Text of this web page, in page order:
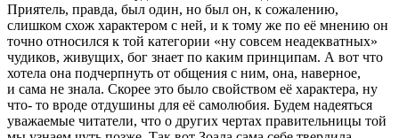
Приятель, правда, был один, но был он, к сожалению,
слишком схож характером с ней, и к тому же по её мнению он
точно относился к той категории «ну совсем неадекватных»
чудиков, живущих, бог знает по каким принципам. А вот что
хотела она подчерпнуть от общения с ним, она, наверное,
и сама не знала. Скорее это было свойством её характера, ну
что- то вроде отдушины для её самолюбия. Будем надеяться
уважаемые читатели, что о других чертах правительницы той